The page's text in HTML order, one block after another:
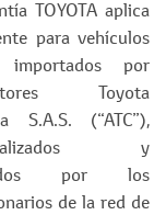
TOYOTA aplica
para vehículos
importados por
Toyota
S.A.S. (“ATC”),
y
por los
de la red de